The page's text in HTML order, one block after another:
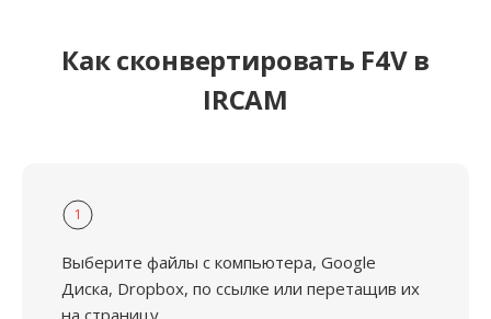
Как сконвертировать F4V в
IRCAM
1
Выберите файлы с компьютера, Google
Диска, Dropbox, по ссылке или перетащив их
на страницу.